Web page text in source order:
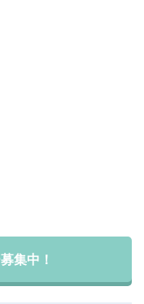
集中！